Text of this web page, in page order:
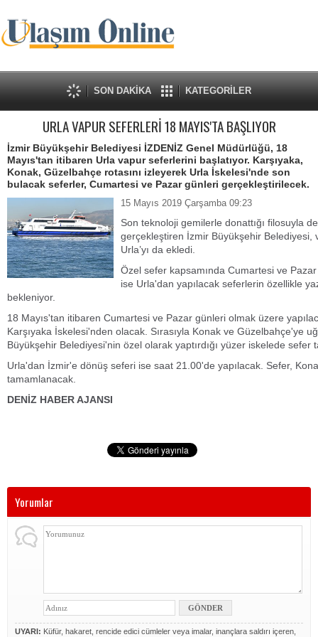
SON DAKİKA KATEGORİLER
URLA VAPUR SEFERLERİ 18 MAYIS'TA BAŞLIYOR
İzmir Büyükşehir Belediyesi İZDENİZ Genel Müdürlüğü, 18
Mayıs'tan itibaren Urla vapur seferlerini başlatıyor. Karşıyaka,
Konak, Güzelbahçe rotasını izleyerek Urla İskelesi'nde son
bulacak seferler, Cumartesi ve Pazar günleri gerçekleştirilecek.
15 Mayıs 2019 Çarşamba 09:23
Son teknoloji gemilerle donattığı filosuyla
gerçekleştiren İzmir Büyükşehir
Urla’yı da ekledi.
Özel sefer kapsamında Cumartesi ve
ise Urla'dan yapılacak seferlerin özellikle
bekleniyor.
18 Mayıs'tan itibaren Cumartesi ve Pazar günleri olmak üzere
Karşıyaka İskelesi'nden olacak. Sırasıyla Konak ve Güzelbahçe'ye
Büyükşehir Belediyesi'nin özel olarak yaptırdığı yüzer iskelede sefer
Urla'dan İzmir'e dönüş seferi ise saat 21.00'de yapılacak. Sefer,
tamamlanacak.
DENİZ HABER AJANSI
Yorumlar
UYARI: Küfür, hakaret, rencide edici cümleler veya imalar, inançlara saldırı içeren,